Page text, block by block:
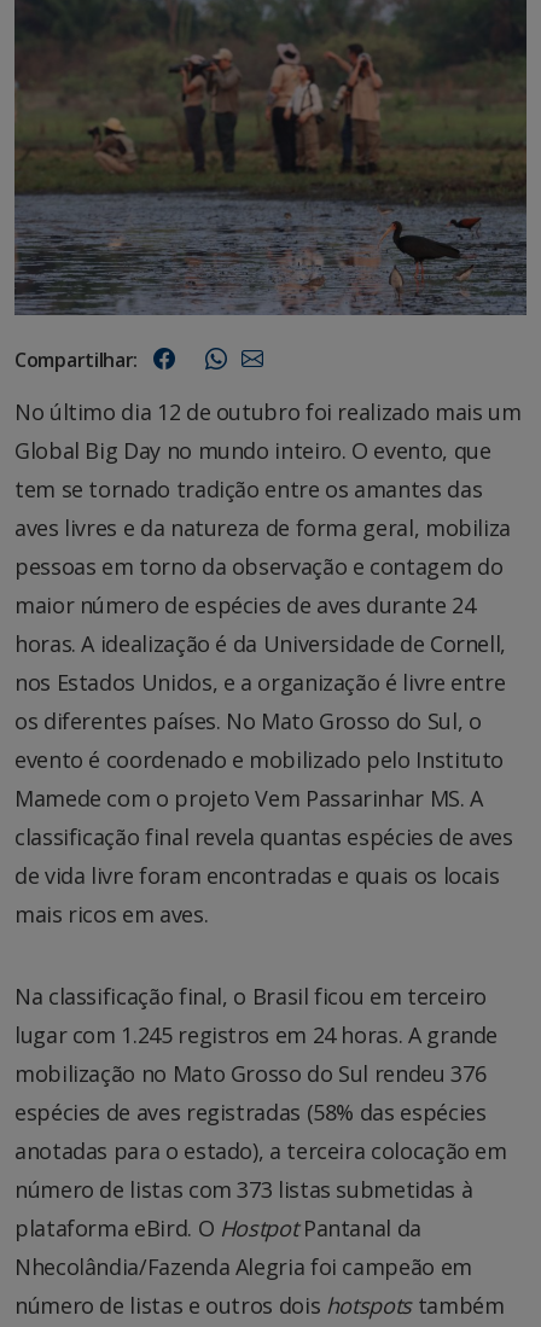
Compartilhar:
No último dia 12 de outubro foi realizado mais um
Global Big Day no mundo inteiro. O evento, que
tem se tornado tradição entre os amantes das
aves livres e da natureza de forma geral, mobiliza
pessoas em torno da observação e contagem do
maior número de espécies de aves durante 24
horas. A idealização é da Universidade de Cornell,
nos Estados Unidos, e a organização é livre entre
os diferentes países. No Mato Grosso do Sul, o
evento é coordenado e mobilizado pelo Instituto
Mamede com o projeto Vem Passarinhar MS. A
classificação final revela quantas espécies de aves
de vida livre foram encontradas e quais os locais
mais ricos em aves.
Na classificação final, o Brasil ficou em terceiro
lugar com 1.245 registros em 24 horas. A grande
mobilização no Mato Grosso do Sul rendeu 376
espécies de aves registradas (58% das espécies
anotadas para o estado), a terceira colocação em
número de listas com 373 listas submetidas à
plataforma eBird. O HostpotPantanal da
Nhecolândia/Fazenda Alegria foi campeão em
número de listas e outros dois hotspotstambém